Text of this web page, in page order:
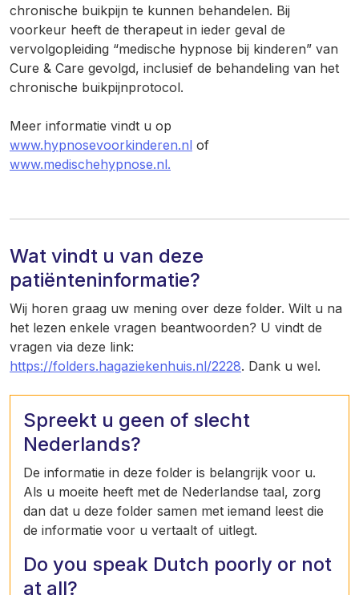
chronische buikpijn te kunnen behandelen. Bij
voorkeur heeft de therapeut in ieder geval de
vervolgopleiding “medische hypnose bij kinderen” van
Cure & Care gevolgd, inclusief de behandeling van het
chronische buikpijnprotocol.
Meer informatie vindt u op
www.hypnosevoorkinderen.nl of
www.medischehypnose.nl.
Wat vindt u van deze
patiënteninformatie?
Wij horen graag uw mening over deze folder. Wilt u na
het lezen enkele vragen beantwoorden? U vindt de
vragen via deze link:
https://folders.hagaziekenhuis.nl/2228. Dank u wel.
Spreekt u geen of slecht
Nederlands?
De informatie in deze folder is belangrijk voor u.
Als u moeite heeft met de Nederlandse taal, zorg
dan dat u deze folder samen met iemand leest die
de informatie voor u vertaalt of uitlegt.
Do you speak Dutch poorly or not
at all?